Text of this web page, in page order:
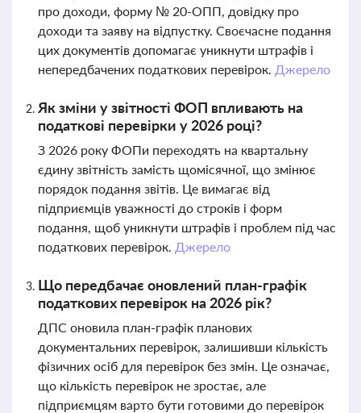
про доходи, форму № 20-ОПП, довідку про
доходи та заяву на відпустку. Своєчасне подання
цих документів допомагає уникнути штрафів і
непередбачених податкових перевірок. Джерело
Як зміни у звітності ФОП впливають на
податкові перевірки у 2026 році?
З 2026 року ФОПи переходять на квартальну
єдину звітність замість щомісячної, що змінює
порядок подання звітів. Це вимагає від
підприємців уважності до строків і форм
подання, щоб уникнути штрафів і проблем під час
податкових перевірок. Джерело
Що передбачає оновлений план-графік
податкових перевірок на 2026 рік?
ДПС оновила план-графік планових
документальних перевірок, залишивши кількість
фізичних осіб для перевірок без змін. Це означає,
що кількість перевірок не зростає, але
підприємцям варто бути готовими до перевірок